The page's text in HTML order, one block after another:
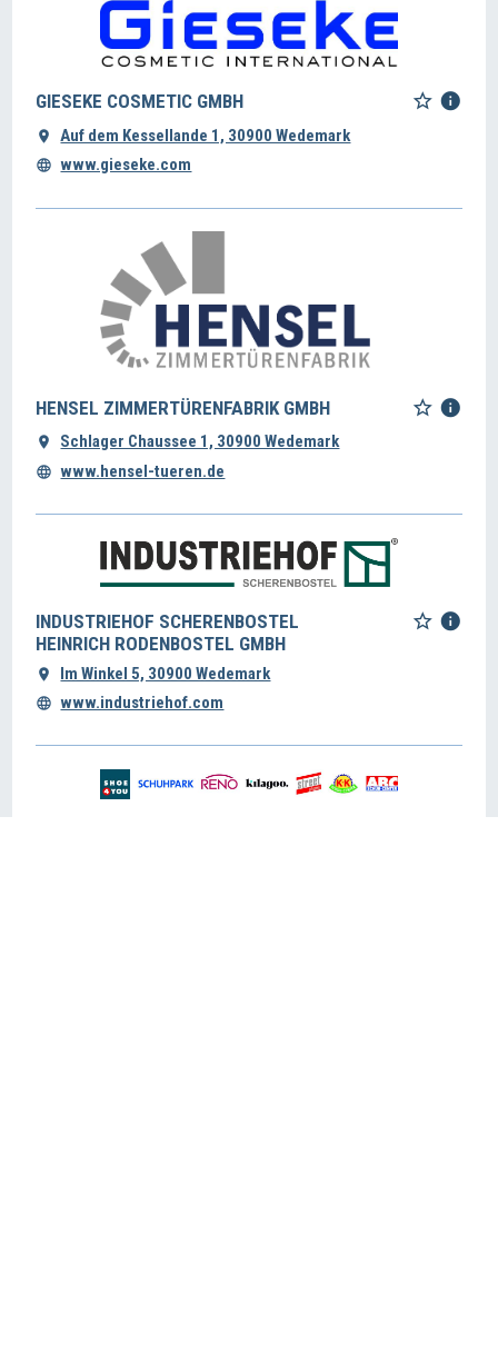
GIESEKE COSMETIC GMBH
Auf dem Kessellande 1, 30900 Wedemark
www.gieseke.com
HENSEL ZIMMERTÜRENFABRIK GMBH
Schlager Chaussee 1, 30900 Wedemark
www.hensel-tueren.de
INDUSTRIEHOF SCHERENBOSTEL
HEINRICH RODENBOSTEL GMBH
Im Winkel 5, 30900 Wedemark
www.industriehof.com